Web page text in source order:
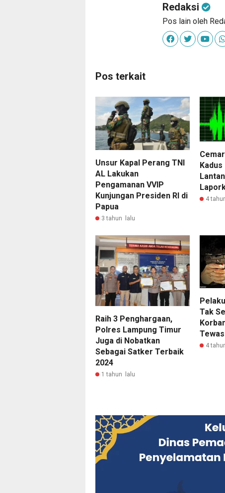
Redaksi
Pos lain oleh
Pos terkait
Unsur Kapal Perang TNI
AL Lakukan
Pengamanan VVIP
Kunjungan Presiden RI di
Papua
3 tahun lalu
Kadus
4
Raih 3 Penghargaan,
Polres Lampung Timur
Juga di Nobatkan
Sebagai Satker Terbaik
2024
1 tahun lalu
Tak
4